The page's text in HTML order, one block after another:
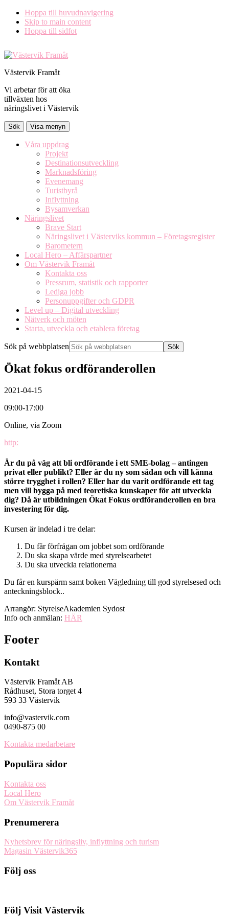
Hoppa till huvudnavigering
Skip to main content
Hoppa till sidfot
Västervik Framåt
Vi arbetar för att öka
tillväxten hos
näringslivet i Västervik
Sök Visa menyn
Våra uppdrag
Projekt
Destinationsutveckling
Marknadsföring
Evenemang
Turistbyrå
Inflyttning
Bysamverkan
Näringslivet
Brave Start
Näringslivet i Västerviks kommun – Företagsregister
Barometern
Local Hero – Affärspartner
Om Västervik Framåt
Kontakta oss
Pressrum, statistik och rapporter
Lediga jobb
Personuppgifter och GDPR
Level up – Digital utveckling
Nätverk och möten
Starta, utveckla och etablera företag
Sök på webbplatsen
Ökat fokus ordföranderollen
2021-04-15
09:00-17:00
Online, via Zoom
http:
Är du på väg att bli ordförande i ett SME-bolag – antingen
privat eller publikt? Eller är du ny som sådan och vill känna
större trygghet i rollen? Eller har du varit ordförande ett tag
men vill bygga på med teoretiska kunskaper för att utveckla
dig? Då är utbildningen Ökat Fokus ordföranderollen en bra
investering för dig.
Kursen är indelad i tre delar:
Du får förfrågan om jobbet som ordförande
Du ska skapa värde med styrelsearbetet
Du ska utveckla relationerna
Du får en kurspärm samt boken Vägledning till god styrelsesed och
anteckningsblock..
Arrangör: StyrelseAkademien Sydost
Info och anmälan: HÄR
Footer
Kontakt
Västervik Framåt AB
Rådhuset, Stora torget 4
593 33 Västervik
info@vastervik.com
0490-875 00
Kontakta medarbetare
Populära sidor
Kontakta oss
Local Hero
Om Västervik Framåt
Prenumerera
Nyhetsbrev för näringsliv, inflyttning och turism
Magasin Västervik365
Följ oss
Följ Visit Västervik